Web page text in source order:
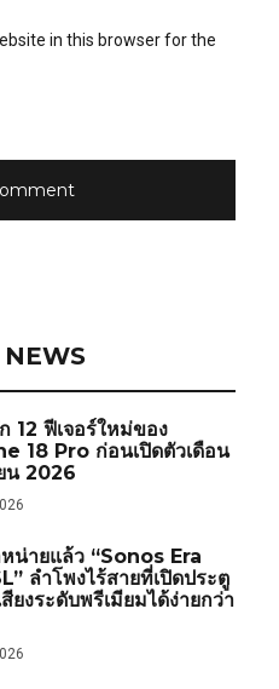
in this browser for the
12 ฟีเจอร์ใหม่ของ
18 Pro ก่อนเปิดตัวเดือน
น 2026
หน่ายแล้ว “Sonos Era
ลำโพงไร้สายที่เปิดประตู
ยงระดับพรีเมียมได้ง่ายกว่า